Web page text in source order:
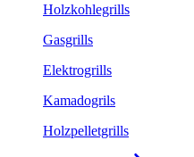
Holzkohlegrills
Gasgrills
Elektrogrills
Kamadogrils
Holzpelletgrills